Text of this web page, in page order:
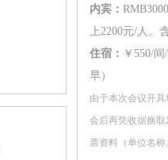
内宾：
上2200元/人。
住宿： ￥550/
早）
由于本次会议开
会后再凭收据换
票资料（单位名